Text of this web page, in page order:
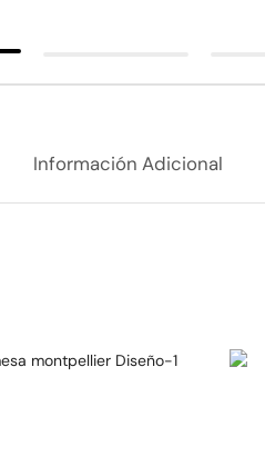
Información Adicional